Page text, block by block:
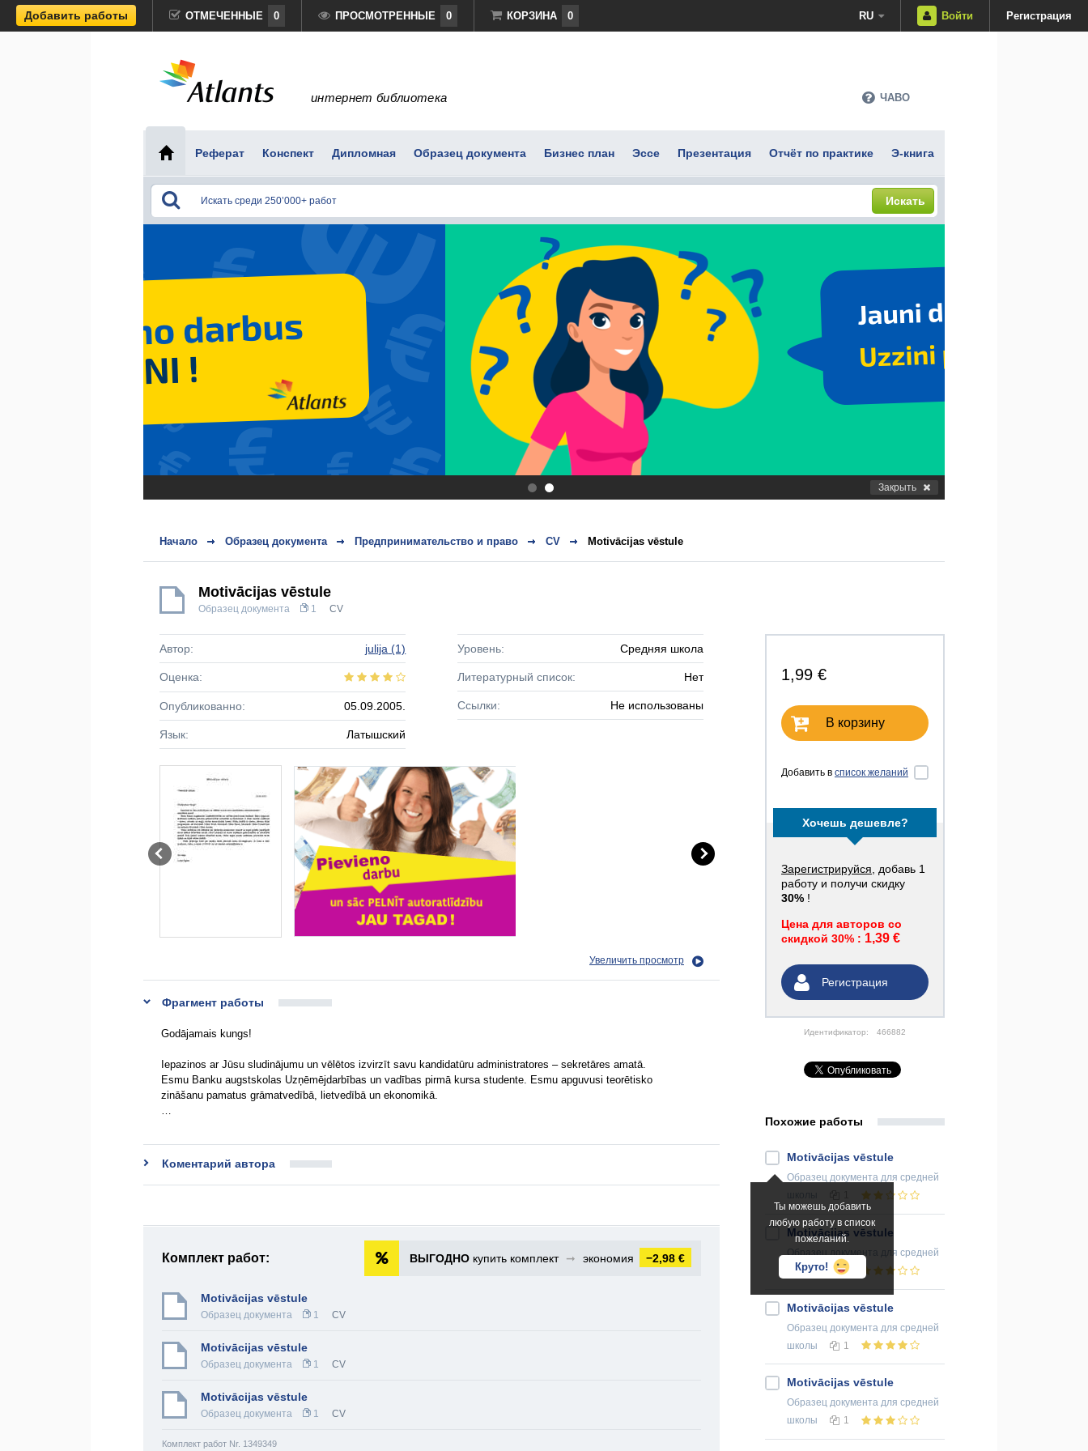
Добавить работы ОТМЕЧЕННЫЕ 0 ПРОСМОТРЕННЫЕ 0 КОРЗИНА 0 RU Войти Регистрация
интернет библиотека ЧАВО
Реферат Конспект Дипломная Образец документа Бизнес план Эссе Презентация Отчёт по практике Э-книга
Искать
. Закрыть
Начало Образец документа Предпринимательство и право CV Motivācijas vēstule
Motivācijas vēstule
Образец документа 1 CV
1,99 €
В корзину
Добавить в список желаний
Хочешь дешевле?
Зарегистрируйся , добавь 1
работу и получи скидку
30% !
Цена для авторов со
скидкой 30% : 1,39 €
Регистрация
Идентификатор: 466882
Автор: julija (1)
Оценка:
Опубликованно: 05.09.2005.
Язык: Латышский
Уровень: Средняя школа
Литературный список: Нет
Ссылки: Не использованы
Увеличить просмотр
Фрагмент работы
Godājamais kungs!
Iepazinos ar Jūsu sludinājumu un vēlētos izvirzīt savu kandidatūru administratores – sekretāres amatā.
Esmu Banku augstskolas Uzņēmējdarbības un vadības pirmā kursa studente. Esmu apguvusi teorētisko
zināšanu pamatus grāmatvedībā, lietvedībā un ekonomikā.
…
Коментарий автора
Комплект работ: ВЫГОДНО купить комплект ➞ экономия −2,98 €
Motivācijas vēstule
Образец документа 1 CV
Motivācijas vēstule
Образец документа 1 CV
Motivācijas vēstule
Образец документа 1 CV
Комплект работ Nr. 1349349
Похожие работы
Ты можешь добавить
любую работу в список
пожеланий.
Круто!
Motivācijas vēstule
Образец документа для средней
Motivācijas vēstule
Образец документа
для средней
школы
1
Motivācijas vēstule
Образец документа для средней
школы
1
Motivācijas vēstule
Образец документа для средней
школы
1